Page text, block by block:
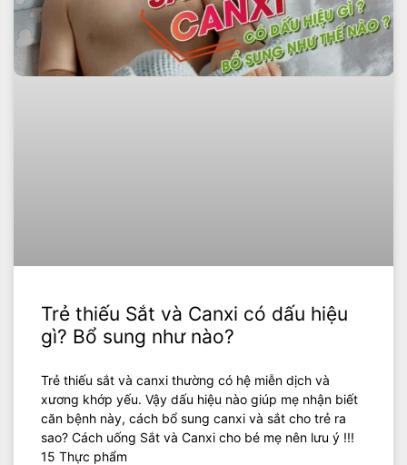
Trẻ thiếu Sắt và Canxi có dấu hiệu
gì? Bổ sung như nào?
Trẻ thiếu sắt và canxi thường có hệ miễn dịch và
xương khớp yếu. Vậy dấu hiệu nào giúp mẹ nhận biết
căn bệnh này, cách bổ sung canxi và sắt cho trẻ ra
sao? Cách uống Sắt và Canxi cho bé mẹ nên lưu ý !!!
15 Thực phẩm